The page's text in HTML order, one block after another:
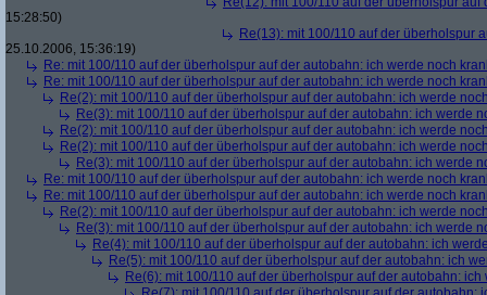
15:28:50)
Re(13): mit 100/110 auf der überholspur
25.10.2006, 15:36:19)
Re: mit 100/110 auf der überholspur auf der autobahn: ich werde noch
Re: mit 100/110 auf der überholspur auf der autobahn: ich werde noch
Re(2): mit 100/110 auf der überholspur auf der autobahn: ich werde
Re(3): mit 100/110 auf der überholspur auf der autobahn: ich werde
Re(2): mit 100/110 auf der überholspur auf der autobahn: ich werde
Re(2): mit 100/110 auf der überholspur auf der autobahn: ich werde
Re(3): mit 100/110 auf der überholspur auf der autobahn: ich werde
Re: mit 100/110 auf der überholspur auf der autobahn: ich werde noch
Re: mit 100/110 auf der überholspur auf der autobahn: ich werde noch
Re(2): mit 100/110 auf der überholspur auf der autobahn: ich werde
Re(3): mit 100/110 auf der überholspur auf der autobahn: ich werde
Re(4): mit 100/110 auf der überholspur auf der autobahn: ich
Re(5): mit 100/110 auf der überholspur auf der autobahn: ich
Re(6): mit 100/110 auf der überholspur auf der autobahn: